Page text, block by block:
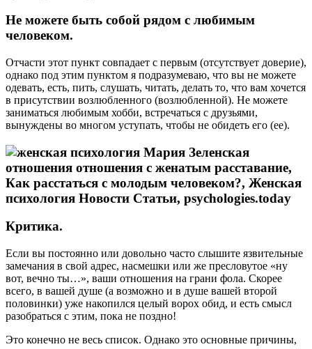
Не можете быть собой рядом с любимым
человеком.
Отчасти этот пункт совпадает с первым (отсутствует доверие),
однако под этим пунктом я подразумеваю, что вы не можете
одевать, есть, пить, слушать, читать, делать то, что вам хочется
в присутствии возлюбленного (возлюбленной). Не можете
заниматься любимым хобби, встречаться с друзьями,
вынуждены во многом уступать, чтобы не обидеть его (ее).
Критика.
Если вы постоянно или довольно часто слышите язвительные
замечания в свой адрес, насмешки или же пресловутое «ну
вот, вечно ты…», ваши отношения на грани фола. Скорее
всего, в вашей душе (а возможно и в душе вашей второй
половинки) уже накопился целый ворох обид, и есть смысл
разобраться с этим, пока не поздно!
Это конечно не весь список. Однако это основные причины,